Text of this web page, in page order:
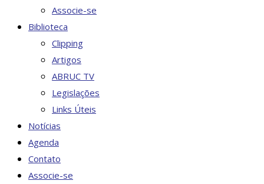
Associe-se
Biblioteca
Clipping
Artigos
ABRUC TV
Legislações
Links Úteis
Notícias
Agenda
Contato
Associe-se